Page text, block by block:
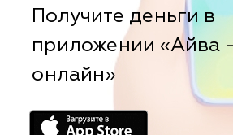
Получите деньги в
приложении «Айва
онлайн»